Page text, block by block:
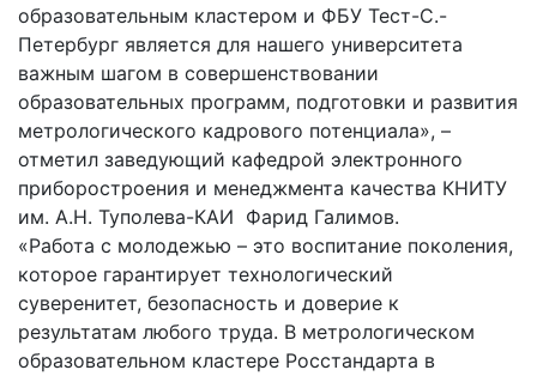
образовательным кластером и ФБУ Тест-С.-
Петербург является для нашего университета
важным шагом в совершенствовании
образовательных программ, подготовки и развития
метрологического кадрового потенциала», –
отметил заведующий кафедрой электронного
приборостроения и менеджмента качества КНИТУ
им. А.Н. Туполева-КАИ Фарид Галимов.
«Работа с молодежью – это воспитание поколения,
которое гарантирует технологический
суверенитет, безопасность и доверие к
результатам любого труда. В метрологическом
образовательном кластере Росстандарта в